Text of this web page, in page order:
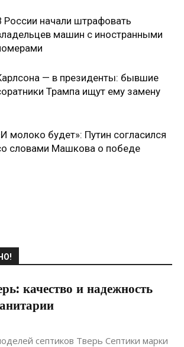
России начали штрафовать
машин с иностранными
— в президенты: бывшие
Трампа ищут ему замену
молоко будет»: Путин согласился
словами Машкова о победе
качество и надежность
септиков Тверь Септики марки